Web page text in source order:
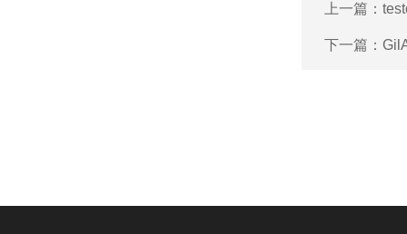
上一篇：
下一篇：